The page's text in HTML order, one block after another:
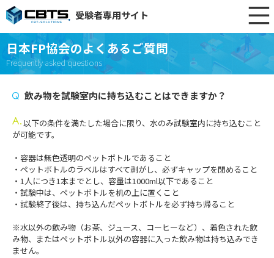
受験者専用サイト
日本FP協会のよくあるご質問
Frequently asked questions
飲み物を試験室内に持ち込むことはできますか？
以下の条件を満たした場合に限り、水のみ試験室内に持ち込むこと
が可能です。
・容器は無色透明のペットボトルであること
・ペットボトルのラベルはすべて剥がし、必ずキャップを閉めること
・1人につき1本までとし、容量は1000ml以下であること
・試験中は、ペットボトルを机の上に置くこと
・試験終了後は、持ち込んだペットボトルを必ず持ち帰ること
※水以外の飲み物（お茶、ジュース、コーヒーなど）、着色された飲
み物、またはペットボトル以外の容器に入った飲み物は持ち込みでき
ません。